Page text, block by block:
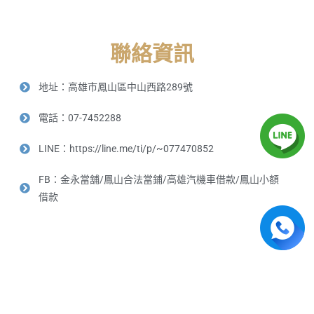
聯絡資訊
地址：高雄市鳳山區中山西路289號
電話：07-7452288
LINE：https://line.me/ti/p/~077470852
FB：金永當舖/鳳山合法當鋪/高雄汽機車借款/鳳山小額
借款